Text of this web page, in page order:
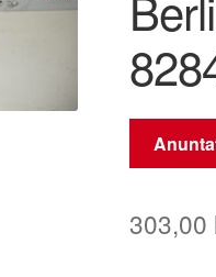
303,00